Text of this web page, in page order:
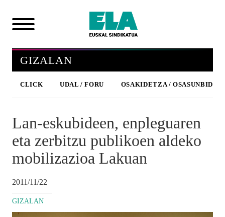
GIZALAN
CLICK UDAL / FORU OSAKIDETZA / OSASUNBIDEA
Lan-eskubideen, enpleguaren
eta zerbitzu publikoen aldeko
mobilizazioa Lakuan
2011/11/22
GIZALAN